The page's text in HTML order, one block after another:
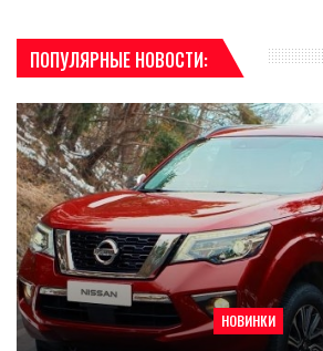
ПОПУЛЯРНЫЕ НОВОСТИ:
НОВИНКИ